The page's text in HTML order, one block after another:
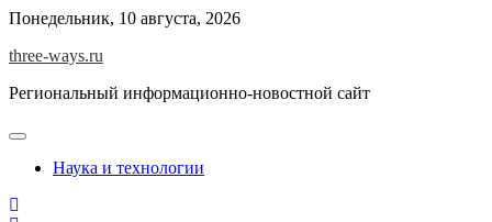
Skip
content
Понедельник, 10 августа, 2026
three-ways.ru
Региональный информационно-новостной сайт
Наука и технологии